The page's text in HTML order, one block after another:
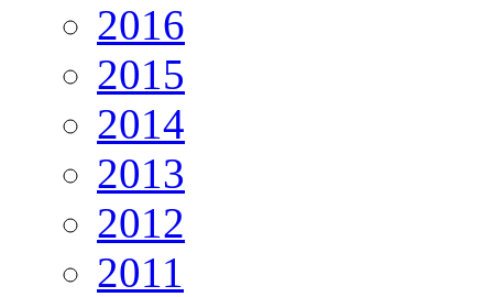
2016
2015
2014
2013
2012
2011